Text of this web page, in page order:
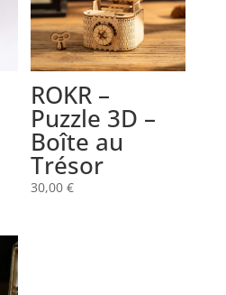
ROKR –
Puzzle 3D –
Boîte au
Trésor
30,00€